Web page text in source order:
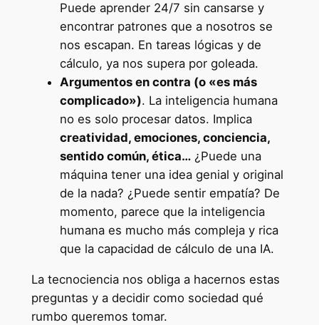
Puede aprender 24/7 sin cansarse y
encontrar patrones que a nosotros se
nos escapan. En tareas lógicas y de
cálculo, ya nos supera por goleada.
Argumentos en contra (o «es más
complicado»). La inteligencia humana
no es solo procesar datos. Implica
creatividad, emociones, conciencia,
sentido común, ética…¿Puede una
máquina tener una idea genial y original
de la nada? ¿Puede sentir empatía? De
momento, parece que la inteligencia
humana es mucho más compleja y rica
que la capacidad de cálculo de una IA.
La tecnociencia nos obliga a hacernos estas
preguntas y a decidir como sociedad qué
rumbo queremos tomar.